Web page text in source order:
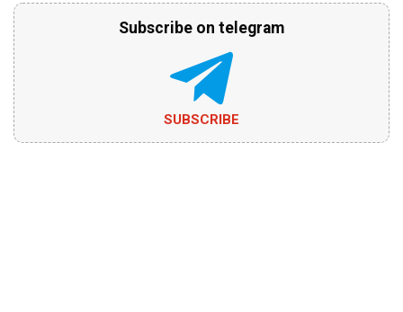
Subscribe on telegram
SUBSCRIBE